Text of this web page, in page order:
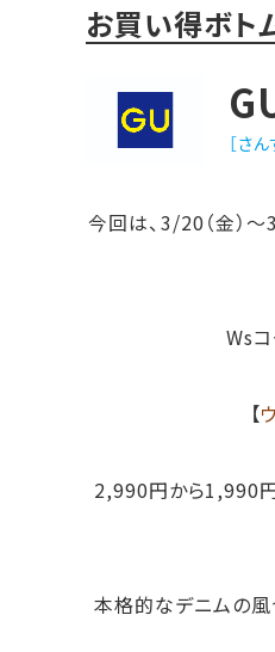
お買い得ボト
［さ
今回は、3/20（金）
Ws
【
2,990円から1,990
本格的なデニムの風